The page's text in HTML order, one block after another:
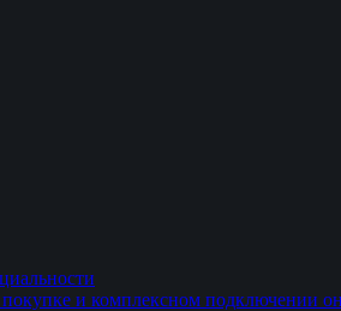
и комплексном подключении